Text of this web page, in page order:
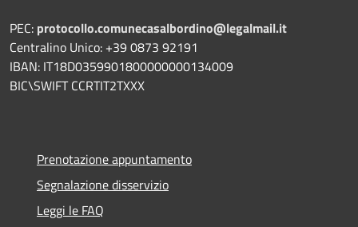
PEC: protocollo.comunecasalbordino@legalmail.it
Centralino Unico: +39 0873 92191
IBAN: IT18D0359901800000000134009
BIC\SWIFT CCRTIT2TXXX
Prenotazione appuntamento
Segnalazione disservizio
Leggi le FAQ